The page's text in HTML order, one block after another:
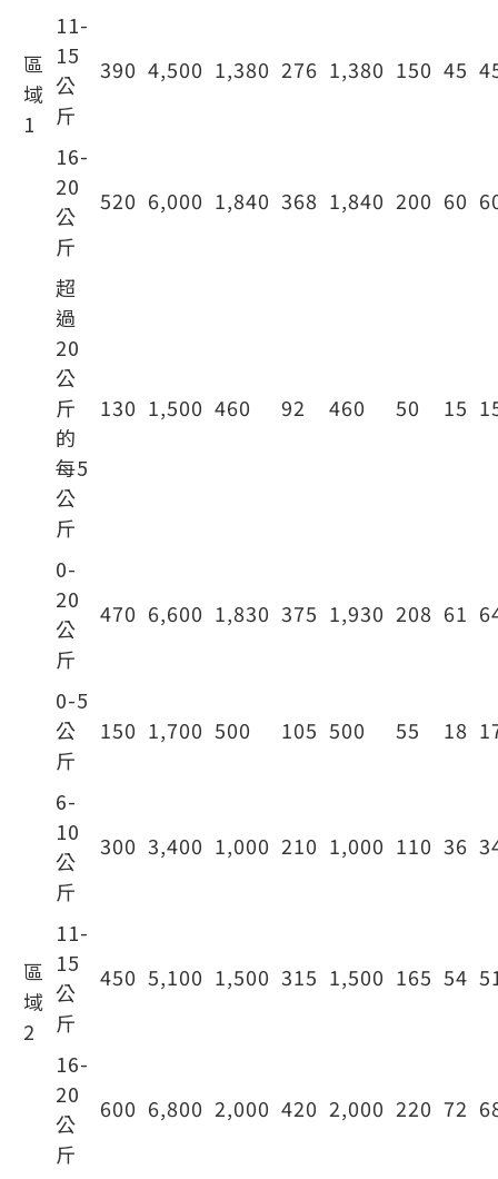
區
域
1
11-
15
公
斤
390 4,500 1,380 276 1,380 150 45
16-
20
公
斤
520 6,000 1,840 368 1,840 200 60
超
過
20
公
斤
的
每5
公
斤
130 1,500 460 92 460 50 15
區
域
2
0-
20
公
斤
470 6,600 1,830 375 1,930 208 61
0-5
公
斤
150 1,700 500 105 500 55 18
6-
10
公
斤
300 3,400 1,000 210 1,000 110 36
11-
15
公
斤
450 5,100 1,500 315 1,500 165 54
16-
20
公
斤
600 6,800 2,000 420 2,000 220 72